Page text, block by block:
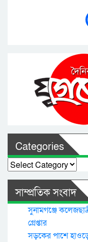
Categories
Categories
সাম্প্রতিক সংবাদ
সুনামগঞ্জে
গ্রেপ্তার
সড়কের পাশে